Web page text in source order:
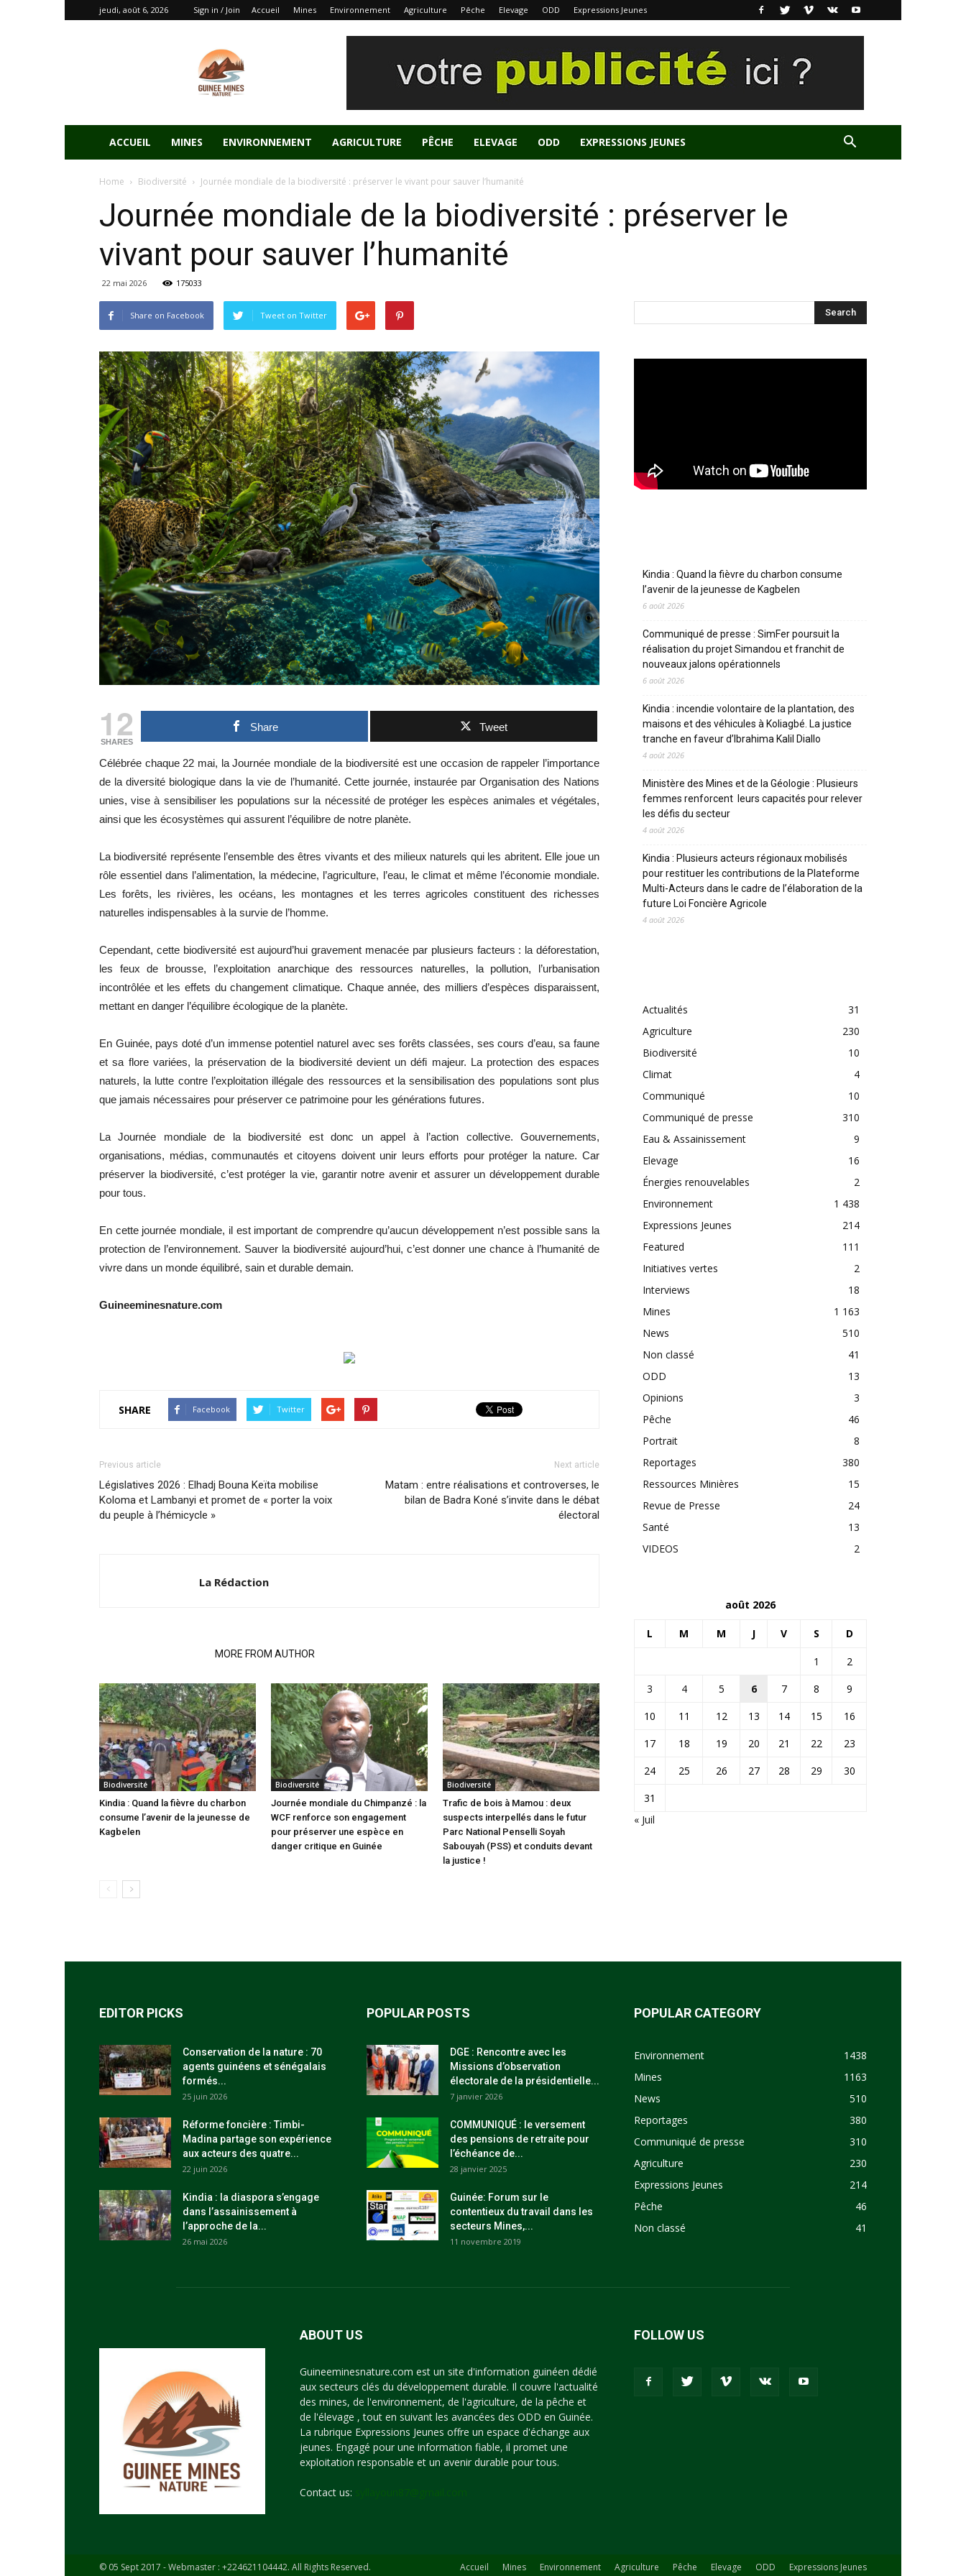
jeudi, août 6, 2026 Sign in / Join Accueil Mines Environnement Agriculture Pêche Elevage ODD Expressions Jeunes
ACCUEIL MINES ENVIRONNEMENT AGRICULTURE PÊCHE ELEVAGE ODD EXPRESSIONS JEUNES
Home Biodiversité Journée mondiale de la biodiversité : préserver le vivant pour sauver l’humanité
Journée mondiale de la biodiversité : préserver le
vivant pour sauver l’humanité
22 mai 2026 175033
Share on Facebook Tweet on Twitter
12
SHARES
Share Tweet
Célébrée chaque 22 mai, la Journée mondiale de la biodiversité est une occasion de rappeler l’importance
de la diversité biologique dans la vie de l’humanité. Cette journée, instaurée par Organisation des Nations
unies, vise à sensibiliser les populations sur la nécessité de protéger les espèces animales et végétales,
ainsi que les écosystèmes qui assurent l’équilibre de notre planète.
La biodiversité représente l’ensemble des êtres vivants et des milieux naturels qui les abritent. Elle joue un
rôle essentiel dans l’alimentation, la médecine, l’agriculture, l’eau, le climat et même l’économie mondiale.
Les forêts, les rivières, les océans, les montagnes et les terres agricoles constituent des richesses
naturelles indispensables à la survie de l’homme.
Cependant, cette biodiversité est aujourd’hui gravement menacée par plusieurs facteurs : la déforestation,
les feux de brousse, l’exploitation anarchique des ressources naturelles, la pollution, l’urbanisation
incontrôlée et les effets du changement climatique. Chaque année, des milliers d’espèces disparaissent,
mettant en danger l’équilibre écologique de la planète.
En Guinée, pays doté d’un immense potentiel naturel avec ses forêts classées, ses cours d’eau, sa faune
et sa flore variées, la préservation de la biodiversité devient un défi majeur. La protection des espaces
naturels, la lutte contre l’exploitation illégale des ressources et la sensibilisation des populations sont plus
que jamais nécessaires pour préserver ce patrimoine pour les générations futures.
La Journée mondiale de la biodiversité est donc un appel à l’action collective. Gouvernements,
organisations, médias, communautés et citoyens doivent unir leurs efforts pour protéger la nature. Car
préserver la biodiversité, c’est protéger la vie, garantir notre avenir et assurer un développement durable
pour tous.
En cette journée mondiale, il est important de comprendre qu’aucun développement n’est possible sans la
protection de l’environnement. Sauver la biodiversité aujourd’hui, c’est donner une chance à l’humanité de
vivre dans un monde équilibré, sain et durable demain.
Guineeminesnature.com
SHARE Facebook Twitter
Previous article
Législatives 2026 : Elhadj Bouna Keïta mobilise
Koloma et Lambanyi et promet de « porter la voix
du peuple à l’hémicycle »
Next article
Matam : entre réalisations et controverses, le
bilan de Badra Koné s’invite dans le débat
électoral
La Rédaction
MORE FROM AUTHOR
Biodiversité
Kindia : Quand la fièvre du charbon
consume l’avenir de la jeunesse de
Kagbelen
Biodiversité
Journée mondiale du Chimpanzé : la
WCF renforce son engagement
pour préserver une espèce en
danger critique en Guinée
Biodiversité
Trafic de bois à Mamou : deux
suspects interpellés dans le futur
Parc National Penselli Soyah
Sabouyah (PSS) et conduits devant
la justice !
Kindia : Quand la fièvre du charbon consume
l’avenir de la jeunesse de Kagbelen
6 août 2026
Communiqué de presse : SimFer poursuit la
réalisation du projet Simandou et franchit de
nouveaux jalons opérationnels
6 août 2026
Kindia : incendie volontaire de la plantation, des
maisons et des véhicules à Koliagbé. La justice
tranche en faveur d’Ibrahima Kalil Diallo
4 août 2026
Ministère des Mines et de la Géologie : Plusieurs
femmes renforcent leurs capacités pour relever
les défis du secteur
4 août 2026
Kindia : Plusieurs acteurs régionaux mobilisés
pour restituer les contributions de la Plateforme
Multi-Acteurs dans le cadre de l’élaboration de la
future Loi Foncière Agricole
4 août 2026
Actualités
31
Agriculture
230
Biodiversité
10
Climat
4
Communiqué
10
Communiqué de presse
310
Eau & Assainissement
9
Elevage
16
Énergies renouvelables
2
Environnement
1 438
Expressions Jeunes
214
Featured
111
Initiatives vertes
2
Interviews
18
Mines
1 163
News
510
Non classé
41
ODD
13
Opinions
3
Pêche
46
Portrait
8
Reportages
380
Ressources Minières
15
Revue de Presse
24
Santé
13
VIDEOS
2
août 2026
L M M J V S D
1
2
3
4 5 6 7 8
9
10
11 12 13 14 15
16
17
18 19 20 21 22
23
24
25 26 27 28 29
30
31
« Juil
EDITOR PICKS
Conservation de la nature : 70
agents guinéens et sénégalais
formés...
25 juin 2026
Réforme foncière : Timbi-
Madina partage son expérience
aux acteurs des quatre...
22 juin 2026
Kindia : la diaspora s’engage
dans l’assainissement à
l’approche de la...
26 mai 2026
POPULAR POSTS
DGE : Rencontre avec les
Missions d’observation
électorale de la présidentielle...
7 janvier 2026
COMMUNIQUÉ : le versement
des pensions de retraite pour
l’échéance de...
28 janvier 2025
Guinée: Forum sur le
contentieux du travail dans les
secteurs Mines,...
11 novembre 2019
POPULAR CATEGORY
Environnement
1438
Mines
1163
News
510
Reportages
380
Communiqué de presse
310
Agriculture
230
Expressions Jeunes
214
Pêche
46
Non classé
41
ABOUT US
Guineeminesnature.com est un site d'information guinéen dédié
aux secteurs clés du développement durable. Il couvre l'actualité
des mines, de l'environnement, de l'agriculture, de la pêche et
de l'élevage , tout en suivant les avancées des ODD en Guinée.
La rubrique Expressions Jeunes offre un espace d'échange aux
jeunes. Engagé pour une information fiable, il promet une
exploitation responsable et un avenir durable pour tous.
Contact us:
FOLLOW US
Accueil Mines Environnement Agriculture Pêche Elevage ODD Expressions Jeunes
© 05 Sept 2017 - Webmaster : +224621104442. All Rights Reserved.